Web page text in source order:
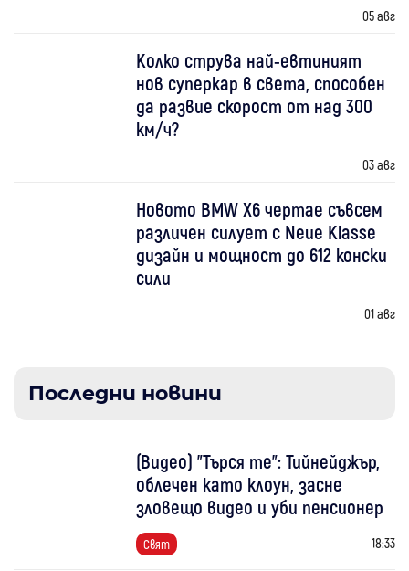
05 авг
Колко струва най-евтиният
нов суперкар в света, способен
да развие скорост от над 300
км/ч?
03 авг
Новото BMW X6 чертае съвсем
различен силует с Neue Klasse
дизайн и мощност до 612 конски
сили
01 авг
Последни новини
(Видео) "Търся те": Тийнейджър,
облечен като клоун, засне
зловещо видео и уби пенсионер
Свят 18:33